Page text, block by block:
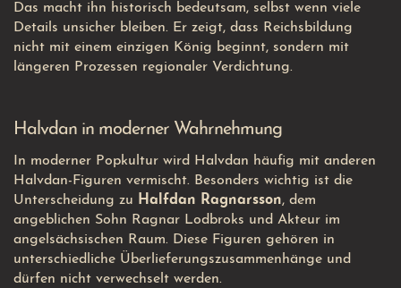
Das macht ihn historisch bedeutsam, selbst wenn viele
Details unsicher bleiben. Er zeigt, dass Reichsbildung
nicht mit einem einzigen König beginnt, sondern mit
längeren Prozessen regionaler Verdichtung.
Halvdan in moderner Wahrnehmung
In moderner Popkultur wird Halvdan häufig mit anderen
Halvdan-Figuren vermischt. Besonders wichtig ist die
Unterscheidung zu Halfdan Ragnarsson, dem
angeblichen Sohn Ragnar Lodbroks und Akteur im
angelsächsischen Raum. Diese Figuren gehören in
unterschiedliche Überlieferungszusammenhänge und
dürfen nicht verwechselt werden.